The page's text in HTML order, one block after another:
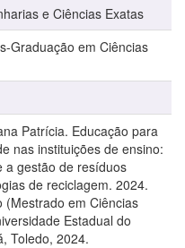
e Ciências Exatas
Graduação em Ciências
Patrícia. Educação para
nas instituições de ensino:
a gestão de resíduos
de reciclagem. 2024.
(Mestrado em Ciências
Estadual do
Toledo, 2024.